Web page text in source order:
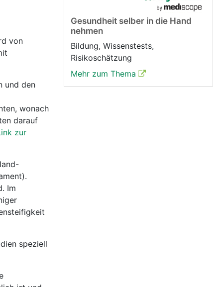
von
und den
wonach
darauf
zur
Im
speziell
Gesundheit selber in die Hand
nehmen
Bildung, Wissenstests,
Risikoschätzung
Mehr zum Thema